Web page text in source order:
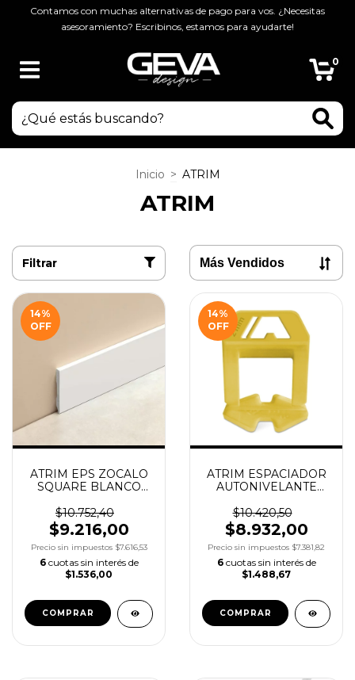
Contamos con muchas alternativas de pago para vos. ¿Necesitas
asesoramiento? Escribinos, estamos para ayudarte!
0
Inicio > ATRIM
ATRIM
Filtrar
14%
OFF
ATRIM EPS ZOCALO
SQUARE BLANCO
COD.2301
$10.752,40
$9.216,00
Precio sin impuestos $7.616,53
6 cuotas sin interés de
$1.536,00
14%
OFF
ATRIM ESPACIADOR
AUTONIVELANTE
COD.5094
$10.420,50
$8.932,00
Precio sin impuestos $7.381,82
6 cuotas sin interés de
$1.488,67